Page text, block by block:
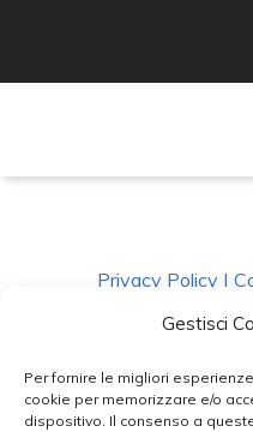
Gestisci
Per fornire le migliori
cookie per memorizzare e/o
dispositivo. Il consenso a
Privacy Policy |
Condizioni
facebook